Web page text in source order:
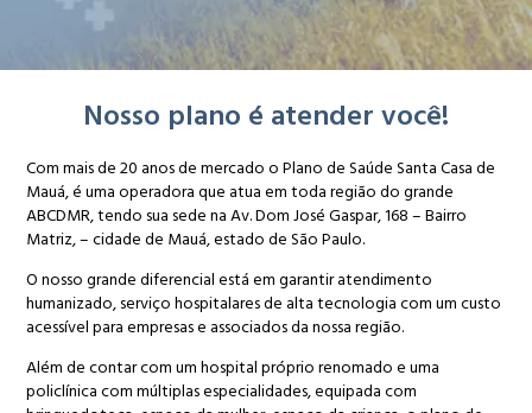
Nosso plano é atender você!
Com mais de 20 anos de mercado o Plano de Saúde Santa Casa de
Mauá, é uma operadora que atua em toda região do grande
ABCDMR, tendo sua sede na Av. Dom José Gaspar, 168 – Bairro
Matriz, – cidade de Mauá, estado de São Paulo.
O nosso grande diferencial está em garantir atendimento
humanizado, serviço hospitalares de alta tecnologia com um custo
acessível para empresas e associados da nossa região.
Além de contar com um hospital próprio renomado e uma
policlínica com múltiplas especialidades, equipada com